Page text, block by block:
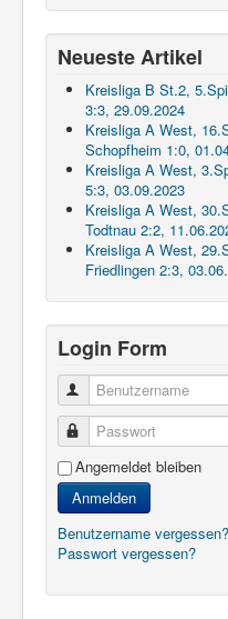
Neueste Artikel
Kreisliga B St.2,
3:3, 29.09.2024
Kreisliga A West,
Schopfheim 1:0,
Kreisliga A West,
5:3, 03.09.2023
Kreisliga A West,
Todtnau 2:2,
Kreisliga A West,
Friedlingen 2:3,
Login Form
Benutzername
Passwort
Angemeldet bleiben
Anmelden
Benutzername vergessen?
Passwort vergessen?